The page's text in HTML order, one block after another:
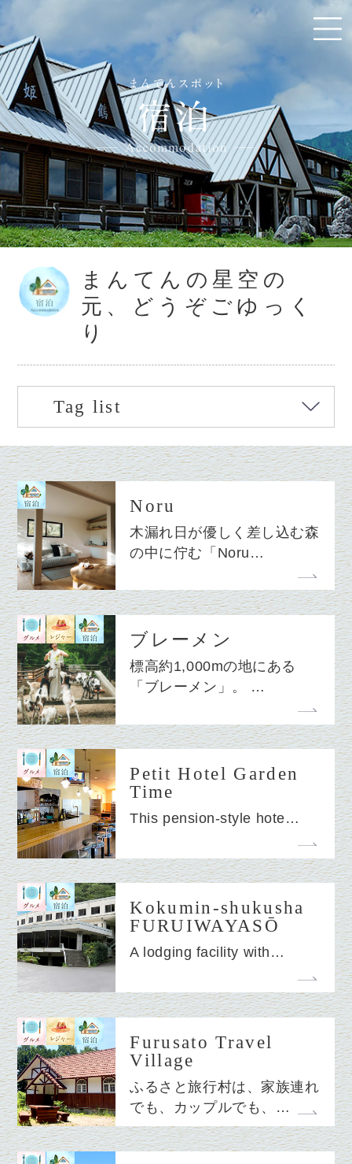
まんてんの星空の
元、どうぞごゆっく
り
Tag list
Noru
木漏れ日が優しく差し込む森
の中に佇む「Noru…
ブレーメン
標高約1,000mの地にある
「ブレーメン」。 …
Petit Hotel Garden
Time
This pension-style hote…
Kokumin-shukusha
FURUIWAYASŌ
A lodging facility with…
Furusato Travel
Village
ふるさと旅行村は、家族連れ
でも、カップルでも、…